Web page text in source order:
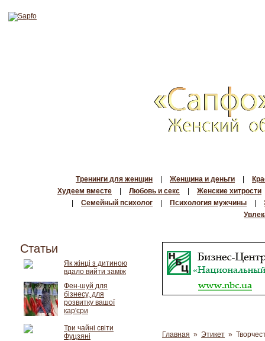
Тренинги для женщин Женщина и деньги
Худеем вместе
Любовь и секс
Женские хитрости
Семейный психолог Психология мужчины
Главная » Этикет »
Статьи
Як жінці з дитиною
вдало вийти заміж
Фен-шуй для
бізнесу, для
розвитку вашої
кар'єри
Три чайні світи
Фуцзяні